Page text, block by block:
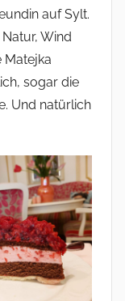
auf Sylt.
Wind
Matejka
sogar die
Und natürlich